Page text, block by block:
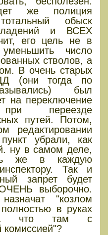
же полиция
обыск
и ВСЕХ
его цель не в
число
стволов, а
В очень старых
(они тогда по
был
на переключение
переезде
путей. Потом,
редактировании
убрали, как
ну в самом деле,
же в каждую
Так и
запрет будет
выборочно.
"козлом
в руках
А что там с
комиссией"?